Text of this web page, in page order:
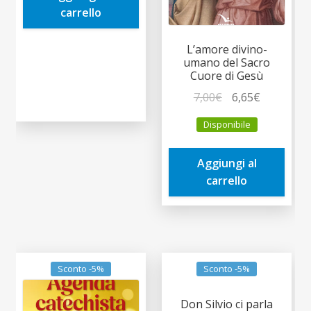
carrello
L’amore divino-
umano del Sacro
Cuore di Gesù
7,00€
prezzo
originale
era:
7,00€.
6,65€Il
è:
Disponibile
Aggiungi al
carrello
Sconto -5% Sconto -5%
Don Silvio ci parla